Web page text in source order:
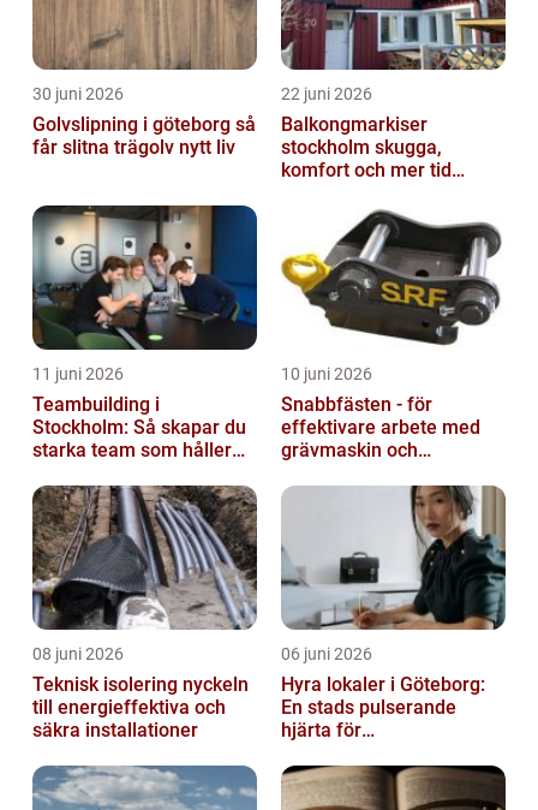
30 juni 2026
Golvslipning i göteborg så
får slitna trägolv nytt liv
22 juni 2026
Balkongmarkiser
stockholm skugga,
komfort och mer tid
11 juni 2026
Teambuilding i
Stockholm: Så skapar du
starka team som håller
10 juni 2026
Snabbfästen - för
effektivare arbete med
grävmaskin och
08 juni 2026
Teknisk isolering nyckeln
till energieffektiva och
säkra installationer
06 juni 2026
Hyra lokaler i Göteborg:
En stads pulserande
hjärta för